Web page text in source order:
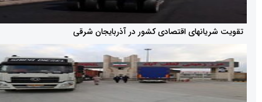
اقتصادی کشور در آذربایجان شرقی